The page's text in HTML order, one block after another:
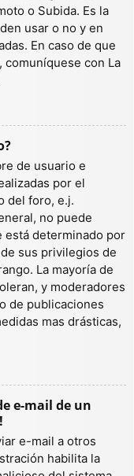
o Subida. Es la
usar o no y en
En caso de que
comuníquese con La
de usuario e
por el
del foro, e.j.
no puede
está determinado por
sus privilegios de
La mayoría de
y moderadores
de publicaciones
mas drásticas,
e-mail de un
e-mail a otros
habilita la